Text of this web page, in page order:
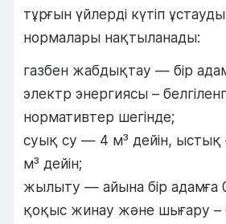
тұрғын үйлерді күтіп
нормалары нақтыланады:
газбен жабдықтау — бір
электр энергиясы –
нормативтер шегінде;
суық су — 4 м³ дейін, ыстық
м³ дейін;
жылыту — айына бір адамға
қоқыс жинау және шығару –